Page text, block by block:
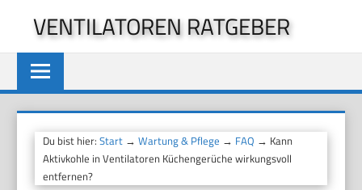
springen
VENTILATOREN RATGEBER
Du bist hier:Start →Wartung & Pflege → FAQ → Kann
Aktivkohle in Ventilatoren Küchengerüche wirkungsvoll
entfernen?